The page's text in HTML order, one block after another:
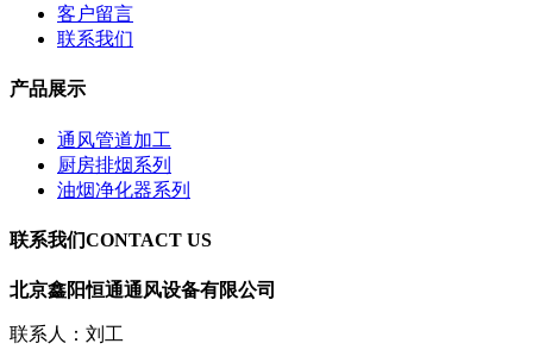
客户留言
联系我们
产品展示
通风管道加工
厨房排烟系列
油烟净化器系列
联系我们CONTACT US
北京鑫阳恒通通风设备有限公司
联系人：刘工